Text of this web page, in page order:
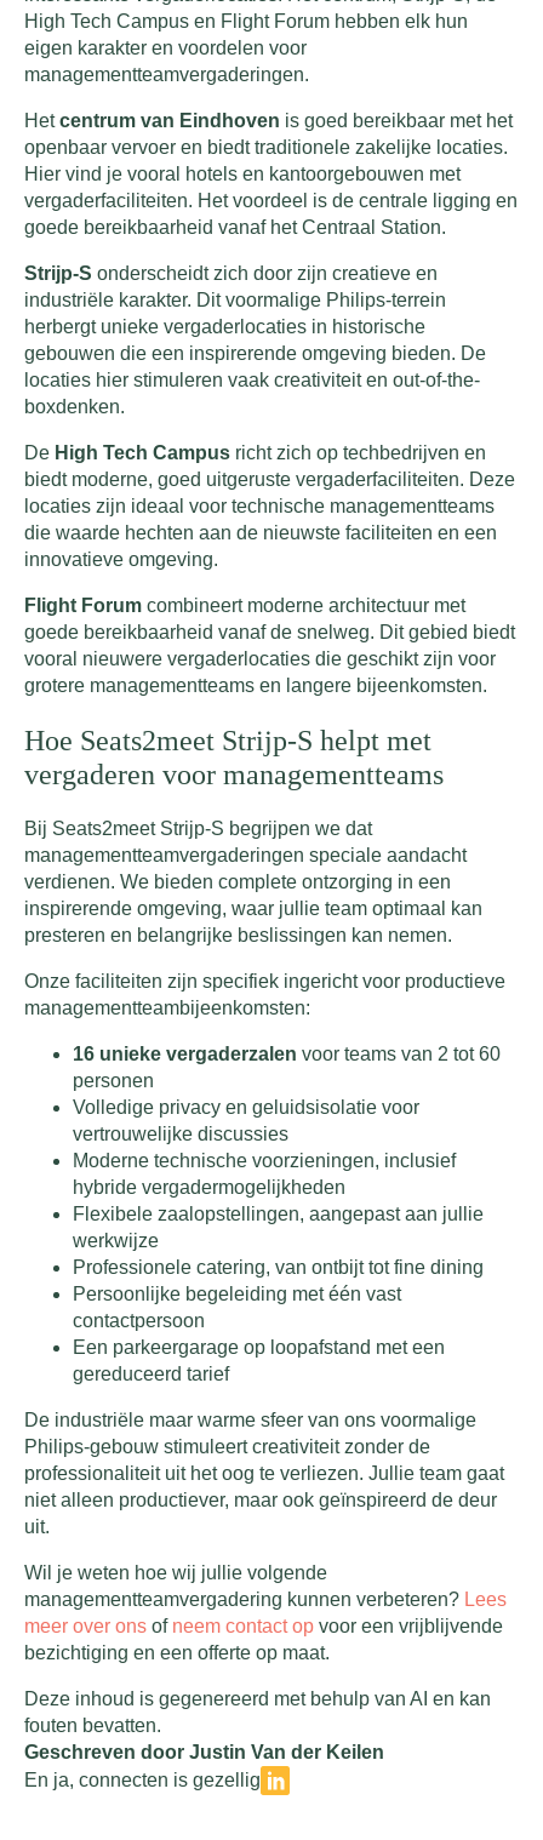
High Tech Campus en Flight Forum hebben elk hun
eigen karakter en voordelen voor
managementteamvergaderingen.
Hetcentrum van Eindhoven is goed bereikbaar met het
openbaar vervoer en biedt traditionele zakelijke locaties.
Hier vind je vooral hotels en kantoorgebouwen met
vergaderfaciliteiten. Het voordeel is de centrale ligging en
goede bereikbaarheid vanaf het Centraal Station.
Strijp-S onderscheidt zich door zijn creatieve en
industriële karakter. Dit voormalige Philips-terrein
herbergt unieke vergaderlocaties in historische
gebouwen die een inspirerende omgeving bieden. De
locaties hier stimuleren vaak creativiteit en out-of-the-
boxdenken.
De High Tech Campus richt zich op techbedrijven en
biedt moderne, goed uitgeruste vergaderfaciliteiten. Deze
locaties zijn ideaal voor technische managementteams
die waarde hechten aan de nieuwste faciliteiten en een
innovatieve omgeving.
Flight Forum combineert moderne architectuur met
goede bereikbaarheid vanaf de snelweg. Dit gebied biedt
vooral nieuwere vergaderlocaties die geschikt zijn voor
grotere managementteams en langere bijeenkomsten.
Hoe Seats2meet Strijp-S helpt met
vergaderen voor managementteams
Bij Seats2meet Strijp-S begrijpen we dat
managementteamvergaderingen speciale aandacht
verdienen. We bieden complete ontzorging in een
inspirerende omgeving, waar jullie team optimaal kan
presteren en belangrijke beslissingen kan nemen.
Onze faciliteiten zijn specifiek ingericht voor productieve
managementteambijeenkomsten:
16 unieke vergaderzalen voor teams van 2 tot 60
personen
Volledige privacy en geluidsisolatie voor
vertrouwelijke discussies
Moderne technische voorzieningen, inclusief
hybride vergadermogelijkheden
Flexibele zaalopstellingen, aangepast aan jullie
werkwijze
Professionele catering, van ontbijt tot fine dining
Persoonlijke begeleiding met één vast
contactpersoon
Een parkeergarage op loopafstand met een
gereduceerd tarief
De industriële maar warme sfeer van ons voormalige
Philips-gebouw stimuleert creativiteit zonder de
professionaliteit uit het oog te verliezen. Jullie team gaat
niet alleen productiever, maar ook geïnspireerd de deur
uit.
Wil je weten hoe wij jullie volgende
managementteamvergadering kunnen verbeteren? Lees
meer over ons of neem contact op voor een vrijblijvende
bezichtiging en een offerte op maat.
Deze inhoud is gegenereerd met behulp van AI en kan
fouten bevatten.
Geschreven door Justin Van der Keilen
En ja, connecten is gezellig